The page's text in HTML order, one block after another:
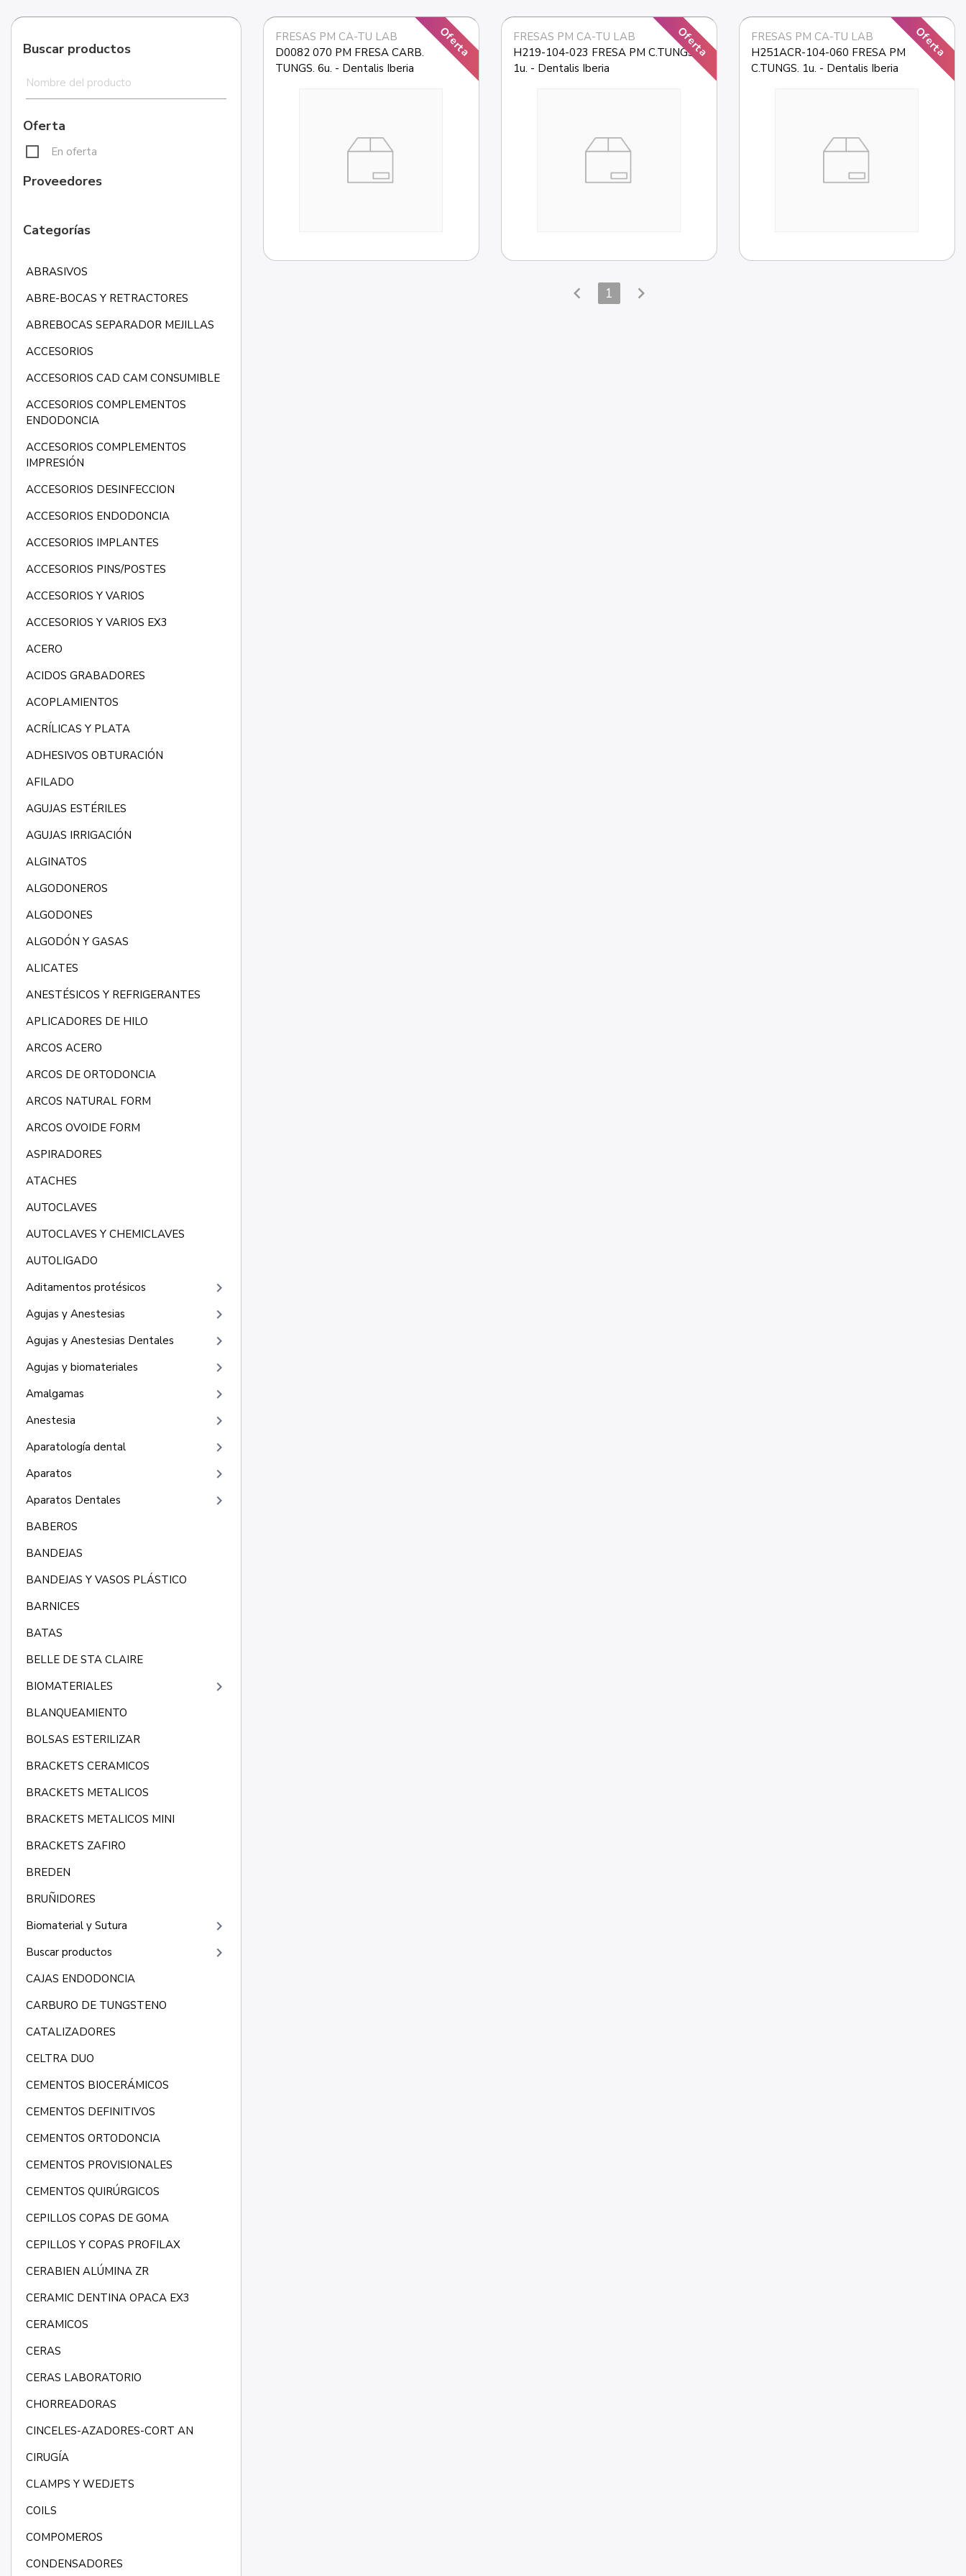
Buscar productos
Oferta
En oferta
Proveedores
Categorías
ABRASIVOS
ABRE-BOCAS Y RETRACTORES
ABREBOCAS SEPARADOR MEJILLAS
ACCESORIOS
ACCESORIOS CAD CAM CONSUMIBLE
ACCESORIOS COMPLEMENTOS
ENDODONCIA
ACCESORIOS COMPLEMENTOS
IMPRESIÓN
ACCESORIOS DESINFECCION
ACCESORIOS ENDODONCIA
ACCESORIOS IMPLANTES
ACCESORIOS PINS/POSTES
ACCESORIOS Y VARIOS
ACCESORIOS Y VARIOS EX3
ACERO
ACIDOS GRABADORES
ACOPLAMIENTOS
ACRÍLICAS Y PLATA
ADHESIVOS OBTURACIÓN
AFILADO
AGUJAS ESTÉRILES
AGUJAS IRRIGACIÓN
ALGINATOS
ALGODONEROS
ALGODONES
ALGODÓN Y GASAS
ALICATES
ANESTÉSICOS Y REFRIGERANTES
APLICADORES DE HILO
ARCOS ACERO
ARCOS DE ORTODONCIA
ARCOS NATURAL FORM
ARCOS OVOIDE FORM
ASPIRADORES
ATACHES
AUTOCLAVES
AUTOCLAVES Y CHEMICLAVES
AUTOLIGADO
Aditamentos protésicos
keyboard_arrow_right
Agujas y Anestesias keyboard_arrow_right
Agujas y Anestesias Dentales keyboard_arrow_right
Agujas y biomateriales keyboard_arrow_right
Amalgamas keyboard_arrow_right
Anestesia keyboard_arrow_right
Aparatología dental keyboard_arrow_right
Aparatos keyboard_arrow_right
Aparatos Dentales keyboard_arrow_right
BABEROS
BANDEJAS
BANDEJAS Y VASOS PLÁSTICO
BARNICES
BATAS
BELLE DE STA CLAIRE
BIOMATERIALES
keyboard_arrow_right
BLANQUEAMIENTO
BOLSAS ESTERILIZAR
BRACKETS CERAMICOS
BRACKETS METALICOS
BRACKETS METALICOS MINI
BRACKETS ZAFIRO
BREDEN
BRUÑIDORES
Biomaterial y Sutura
keyboard_arrow_right
Buscar productos keyboard_arrow_right
CAJAS ENDODONCIA
CARBURO DE TUNGSTENO
CATALIZADORES
CELTRA DUO
CEMENTOS BIOCERÁMICOS
CEMENTOS DEFINITIVOS
CEMENTOS ORTODONCIA
CEMENTOS PROVISIONALES
CEMENTOS QUIRÚRGICOS
CEPILLOS COPAS DE GOMA
CEPILLOS Y COPAS PROFILAX
CERABIEN ALÚMINA ZR
CERAMIC DENTINA OPACA EX3
CERAMICOS
CERAS
CERAS LABORATORIO
CHORREADORAS
CINCELES-AZADORES-CORT AN
CIRUGÍA
CLAMPS Y WEDJETS
COILS
COMPOMEROS
CONDENSADORES
Oferta
FRESAS PM CA-TU LAB
D0082 070 PM FRESA CARB.
TUNGS. 6u. - Dentalis Iberia
Oferta
FRESAS PM CA-TU LAB
H219-104-023 FRESA PM C.TUNGS.
1u. - Dentalis Iberia
Oferta
FRESAS PM CA-TU LAB
H251ACR-104-060 FRESA PM
C.TUNGS. 1u. - Dentalis Iberia
chevron_left 1 chevron_right